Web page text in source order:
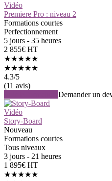
Vidéo
Premiere Pro : niveau 2
Formations courtes
Perfectionnement
5 jours - 35 heures
2 855€ HT
★★★★★
★★★★★
4.3/5
(11 avis)
Demander un
Vidéo
Story-Board
Nouveau
Formations courtes
Tous niveaux
3 jours - 21 heures
1 895€ HT
★★★★★